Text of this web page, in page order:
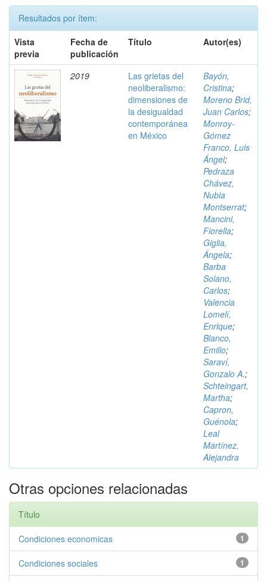
Resultados por ítem:
Vista
previa
Fecha de
publicación
Título Autor(es)
2019
Las grietas del
neoliberalismo:
dimensiones de
la desigualdad
contemporánea
en México
Bayón,
Cristina;
Moreno Brid,
Juan Carlos;
Monroy-
Gómez
Franco, Luis
Ángel;
Pedraza
Chávez,
Nubia
Montserrat;
Mancini,
Fiorella;
Giglia,
Ángela;
Barba
Solano,
Carlos;
Valencia
Lomelí,
Enrique;
Blanco,
Emilio;
Saraví,
Gonzalo A.;
Schteingart,
Martha;
Capron,
Guénola;
Leal
Martínez,
Alejandra
Otras opciones relacionadas
Título
1
Condiciones economicas
1
Condiciones sociales